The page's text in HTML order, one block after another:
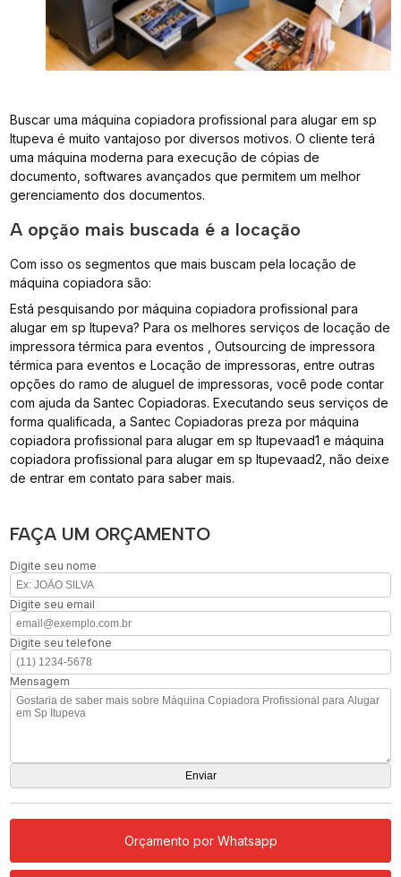
Buscar uma máquina copiadora profissional para alugar em sp
Itupeva é muito vantajoso por diversos motivos. O cliente terá
uma máquina moderna para execução de cópias de
documento, softwares avançados que permitem um melhor
gerenciamento dos documentos.
A opção mais buscada é a locação
Com isso os segmentos que mais buscam pela locação de
máquina copiadora são:
Está pesquisando por máquina copiadora profissional para
alugar em sp Itupeva? Para os melhores serviços de locação de
impressora térmica para eventos , Outsourcing de impressora
térmica para eventos e Locação de impressoras, entre outras
opções do ramo de aluguel de impressoras, você pode contar
com ajuda da Santec Copiadoras. Executando seus serviços de
forma qualificada, a Santec Copiadoras preza por máquina
copiadora profissional para alugar em sp Itupevaad1 e máquina
copiadora profissional para alugar em sp Itupevaad2, não deixe
de entrar em contato para saber mais.
FAÇA UM ORÇAMENTO
Digite seu nome
Digite seu email
Digite seu telefone
Mensagem
Orçamento por Whatsapp